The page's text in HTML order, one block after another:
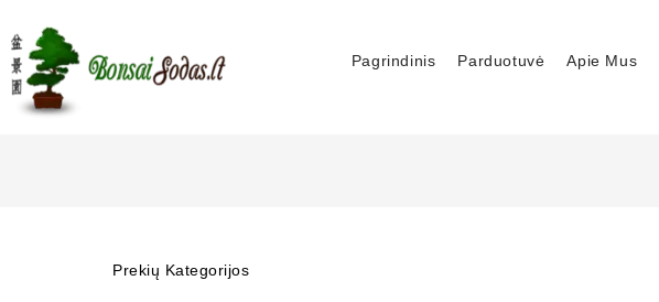
Pagrindinis Parduotuvė Apie Mus
Prekių Kategorijos